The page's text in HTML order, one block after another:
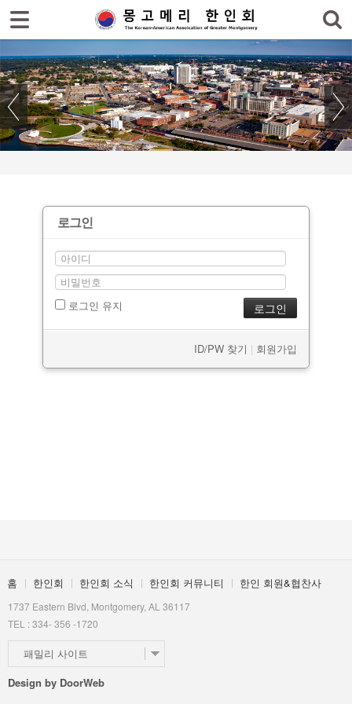
로그인
로그인 유지
ID/PW 찾기 | 회원가입
홈 한인회 한인회 소식 한인회 커뮤니티 한인 회원&협찬사
1737 Eastern Blvd, Montgomery, AL 36117
TEL : 334- 356 -1720
패밀리 사이트
Design by DoorWeb
한인회
한인회 소식
- 공지사항
- 몽고메리 한인회 이모저모
- 애틀랜타 총영사관 소식
한인회 커뮤니티